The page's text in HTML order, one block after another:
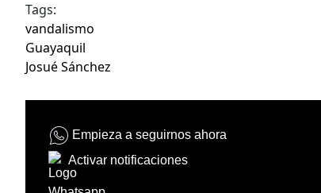
Tags:
vandalismo
Guayaquil
Josué Sánchez
Empieza a seguirnos ahora
Activar notificaciones